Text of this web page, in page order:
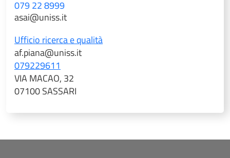
079 22 8999
asai@uniss.it
Ufficio ricerca e qualità
af.piana@uniss.it
079229611
VIA MACAO, 32
07100 SASSARI